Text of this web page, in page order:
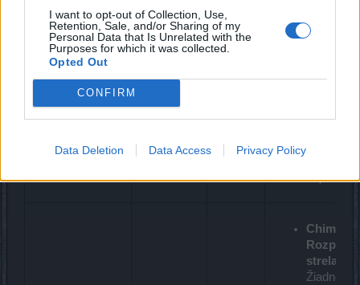
I want to opt-out of Collection, Use,
Retention, Sale, and/or Sharing of my
Personal Data that Is Unrelated with the
Purposes for which it was collected.
Opted Out
CONFIRM
Data Deletion Data Access Privacy Policy
Čarodejník
Kruhu
strela
(50%)
75%
každé 3
sekundy
500%.
ako jed do
majú 30%
8s).
Chimera
strela
Žiadne